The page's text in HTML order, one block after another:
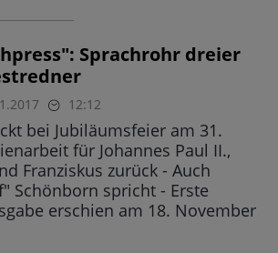
Sprachrohr dreier
12:12
bei Jubiläumsfeier am 31.
für Johannes Paul II.,
Franziskus zurück - Auch
Schönborn spricht - Erste
erschien am 18. November